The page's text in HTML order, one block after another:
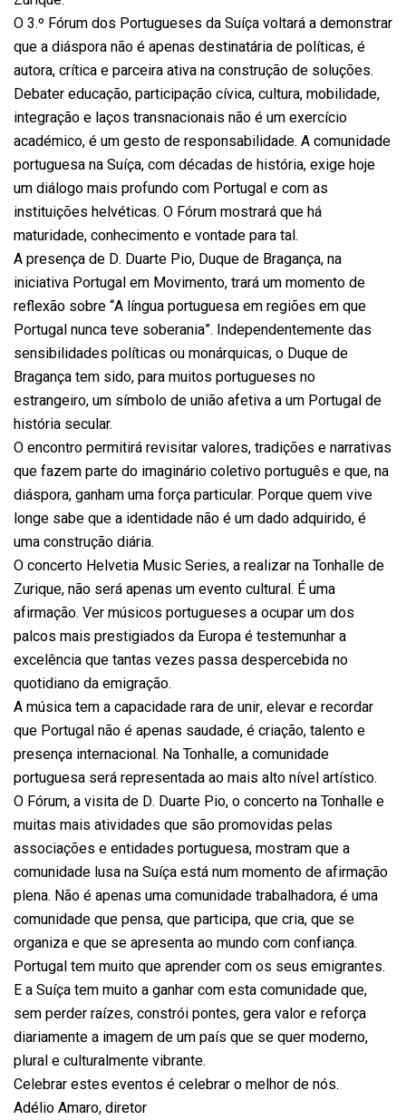
O 3.º Fórum dos Portugueses da Suíça voltará a demonstrar
que a diáspora não é apenas destinatária de políticas, é
autora, crítica e parceira ativa na construção de soluções.
Debater educação, participação cívica, cultura, mobilidade,
integração e laços transnacionais não é um exercício
académico, é um gesto de responsabilidade. A comunidade
portuguesa na Suíça, com décadas de história, exige hoje
um diálogo mais profundo com Portugal e com as
instituições helvéticas. O Fórum mostrará que há
maturidade, conhecimento e vontade para tal.
A presença de D. Duarte Pio, Duque de Bragança, na
iniciativa Portugal em Movimento, trará um momento de
reflexão sobre “A língua portuguesa em regiões em que
Portugal nunca teve soberania”. Independentemente das
sensibilidades políticas ou monárquicas, o Duque de
Bragança tem sido, para muitos portugueses no
estrangeiro, um símbolo de união afetiva a um Portugal de
história secular.
O encontro permitirá revisitar valores, tradições e narrativas
que fazem parte do imaginário coletivo português e que, na
diáspora, ganham uma força particular. Porque quem vive
longe sabe que a identidade não é um dado adquirido, é
uma construção diária.
O concerto Helvetia Music Series, a realizar na Tonhalle de
Zurique, não será apenas um evento cultural. É uma
afirmação. Ver músicos portugueses a ocupar um dos
palcos mais prestigiados da Europa é testemunhar a
excelência que tantas vezes passa despercebida no
quotidiano da emigração.
A música tem a capacidade rara de unir, elevar e recordar
que Portugal não é apenas saudade, é criação, talento e
presença internacional. Na Tonhalle, a comunidade
portuguesa será representada ao mais alto nível artístico.
O Fórum, a visita de D. Duarte Pio, o concerto na Tonhalle e
muitas mais atividades que são promovidas pelas
associações e entidades portuguesa, mostram que a
comunidade lusa na Suíça está num momento de afirmação
plena. Não é apenas uma comunidade trabalhadora, é uma
comunidade que pensa, que participa, que cria, que se
organiza e que se apresenta ao mundo com confiança.
Portugal tem muito que aprender com os seus emigrantes.
E a Suíça tem muito a ganhar com esta comunidade que,
sem perder raízes, constrói pontes, gera valor e reforça
diariamente a imagem de um país que se quer moderno,
plural e culturalmente vibrante.
Celebrar estes eventos é celebrar o melhor de nós.
Adélio Amaro, diretor